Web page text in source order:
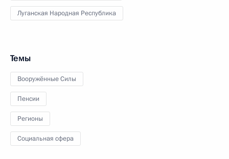
Луганская Народная Республика
Темы
Вооружённые Силы
Пенсии
Регионы
Социальная сфера